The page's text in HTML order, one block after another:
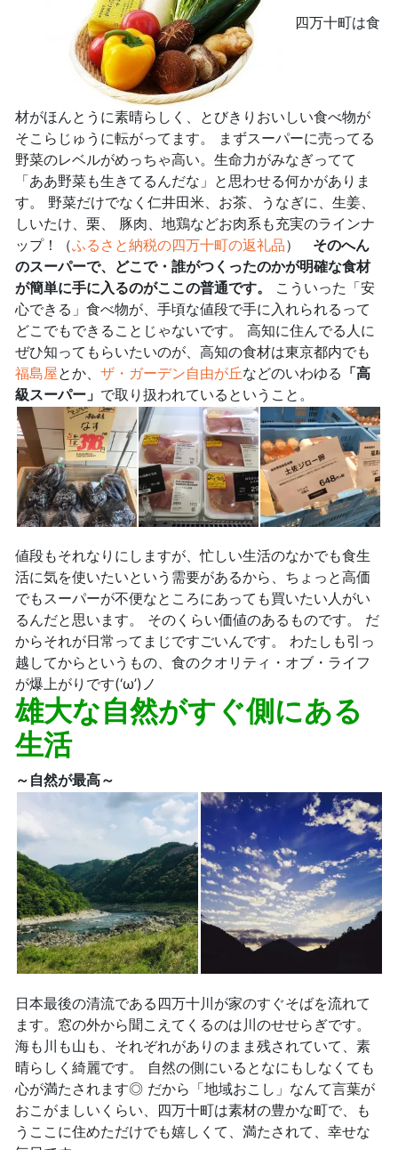
四万十町は食
材がほんとうに素晴らしく、とびきりおいしい食べ物が
そこらじゅうに転がってます。 まずスーパーに売ってる
野菜のレベルがめっちゃ高い。生命力がみなぎってて
「ああ野菜も生きてるんだな」と思わせる何かがありま
す。 野菜だけでなく仁井田米、お茶、うなぎに、生姜、
しいたけ、栗、 豚肉、地鶏などお肉系も充実のラインナ
ップ！（ふるさと納税の四万十町の返礼品） そのへん
のスーパーで、どこで・誰がつくったのかが明確な食材
が簡単に手に入るのがここの普通です。
こういった「安
心できる」食べ物が、手頃な値段で手に入れられるって
どこでもできることじゃないです。 高知に住んでる人に
ぜひ知ってもらいたいのが、高知の食材は東京都内でも
福島屋とか、 ザ・ガーデン自由が丘などのいわゆる 「高
級スーパー」 で取り扱われているということ。
値段もそれなりにしますが、忙しい生活のなかでも食生
活に気を使いたいという需要があるから、ちょっと高価
でもスーパーが不便なところにあっても買いたい人がい
るんだと思います。 そのくらい価値のあるものです。 だ
からそれが日常ってまじですごいんです。 わたしも引っ
越してからというもの、食のクオリティ・オブ・ライフ
が爆上がりです(‘ω’)ノ
雄大な自然がすぐ側にある
生活
～自然が最高～
日本最後の清流である四万十川が家のすぐそばを流れて
ます。窓の外から聞こえてくるのは川のせせらぎです。
海も川も山も、それぞれがありのまま残されていて、素
晴らしく綺麗です。 自然の側にいるとなにもしなくても
心が満たされます◎ だから「地域おこし」なんて言葉が
おこがましいくらい、四万十町は素材の豊かな町で、も
うここに住めただけでも嬉しくて、満たされて、幸せな